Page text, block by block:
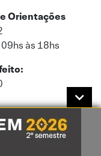
Orientações
às 18hs
com a nossaPolítica de